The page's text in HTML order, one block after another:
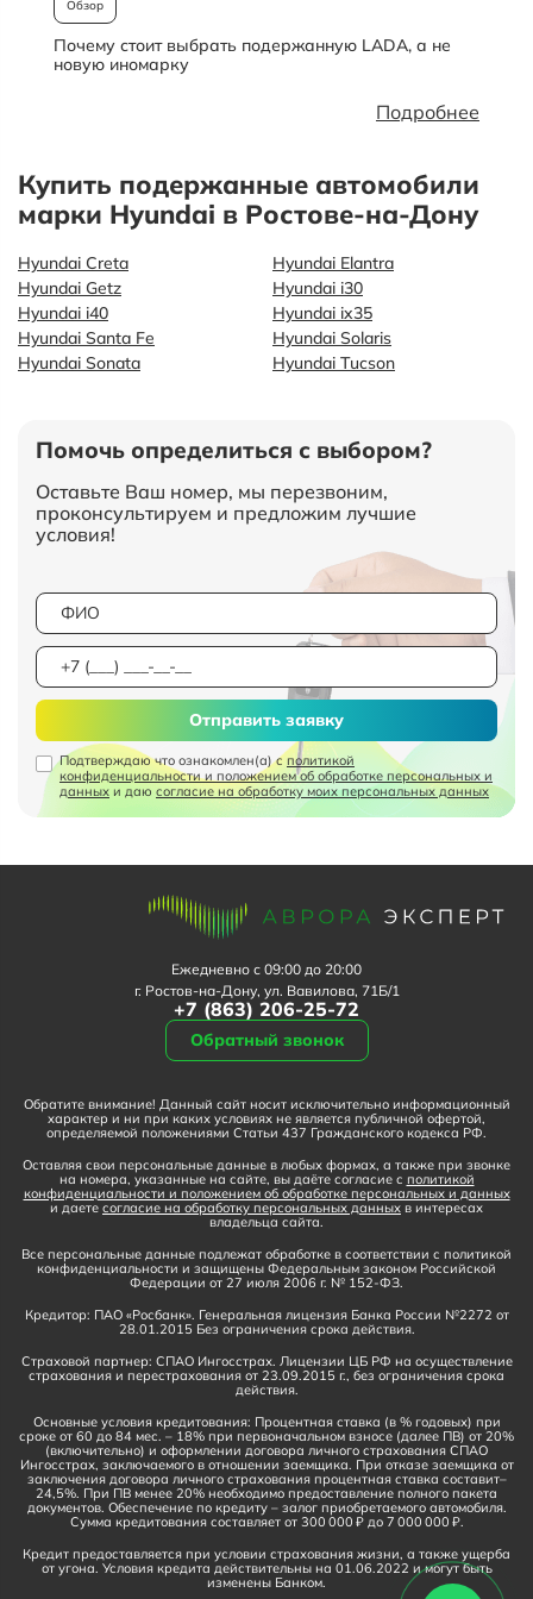
Обзор
Почему стоит выбрать подержанную LADA, а не
новую иномарку
Подробнее
Купить подержанные автомобили
марки Hyundai в Ростове-на-Дону
Hyundai Creta
Hyundai Elantra
Hyundai Getz
Hyundai i30
Hyundai i40
Hyundai ix35
Hyundai Santa Fe
Hyundai Solaris
Hyundai Sonata
Hyundai Tucson
Помочь определиться с выбором?
Оставьте Ваш номер, мы перезвоним,
проконсультируем и предложим лучшие
условия!
Подтверждаю что ознакомлен(а) сполитикой
конфиденциальности и положением об обработке персональных и
данных и даю согласие на обработку моих персональных данных
Отправить заявку
Ежедневно с 09:00 до 20:00
г. Ростов-на-Дону, ул. Вавилова, 71Б/1
+7 (863) 206-25-72
Обратный звонок
Обратите внимание! Данный сайт носит исключительно информационный
характер и ни при каких условиях не является публичной офертой,
определяемой положениями Статьи 437 Гражданского кодекса РФ.
Оставляя свои персональные данные в любых формах, а также при звонке
на номера, указанные на сайте, вы даёте согласие с политикой
конфиденциальности и положением об обработке персональных и данных
и даете согласие на обработку персональных данных в интересах
владельца сайта.
Все персональные данные подлежат обработке в соответствии с политикой
конфиденциальности и защищены Федеральным законом Российской
Федерации от 27 июля 2006 г. № 152-ФЗ.
Кредитор: ПАО «Росбанк». Генеральная лицензия Банка России №2272 от
28.01.2015 Без ограничения срока действия.
Страховой партнер: СПАО Ингосстрах. Лицензии ЦБ РФ на осуществление
страхования и перестрахования от 23.09.2015 г., без ограничения срока
действия.
Основные условия кредитования: Процентная ставка (в % годовых) при
сроке от 60 до 84 мес. – 18% при первоначальном взносе (далее ПВ) от 20%
(включительно) и оформлении договора личного страхования СПАО
Ингосстрах, заключаемого в отношении заемщика. При отказе заемщика от
заключения договора личного страхования процентная ставка составит–
24,5%. При ПВ менее 20% необходимо предоставление полного пакета
документов. Обеспечение по кредиту – залог приобретаемого автомобиля.
Сумма кредитования составляет от 300 000 ₽ до 7 000 000 ₽.
Кредит предоставляется при условии страхования жизни, а также ущерба
от угона. Условия кредита действительны на 01.06.2022 и могут быть
изменены Банком.